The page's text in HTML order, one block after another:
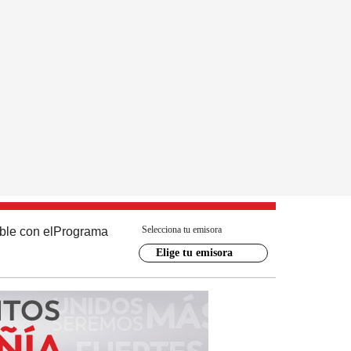
con el Programa Selecciona tu emisora
Elige tu emisora